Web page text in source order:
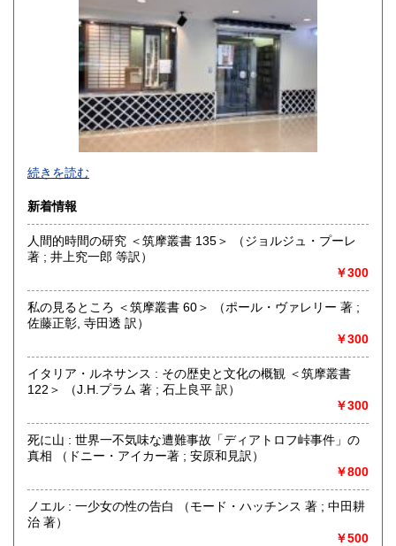
300円 大分県
300円 鹿児島県
300円
沿線名：-
最寄駅：-
営業時間：13:00-19:00 (本は倉庫にあるため、店舗での購
覧ください)
定休日：なし
書籍の買取について
内容によりますが全国出張いたします
続きを読む
新着情報
人間的時間の研究 ＜筑摩叢書 135＞ （ジョルジュ・プーレ
著 ; 井上究一郎 等訳）
￥300
私の見るところ ＜筑摩叢書 60＞ （ポール・ヴァレリー 著 ;
佐藤正彰, 寺田透 訳）
￥300
イタリア・ルネサンス : その歴史と文化の概観 ＜筑摩叢書
122＞ （J.H.プラム 著 ; 石上良平 訳）
￥300
死に山 : 世界一不気味な遭難事故「ディアトロフ峠事件」の
真相 （ドニー・アイカー著 ; 安原和見訳）
￥800
ノエル : 一少女の性の告白 （モード・ハッチンス 著 ; 中田耕
治 著）
￥500